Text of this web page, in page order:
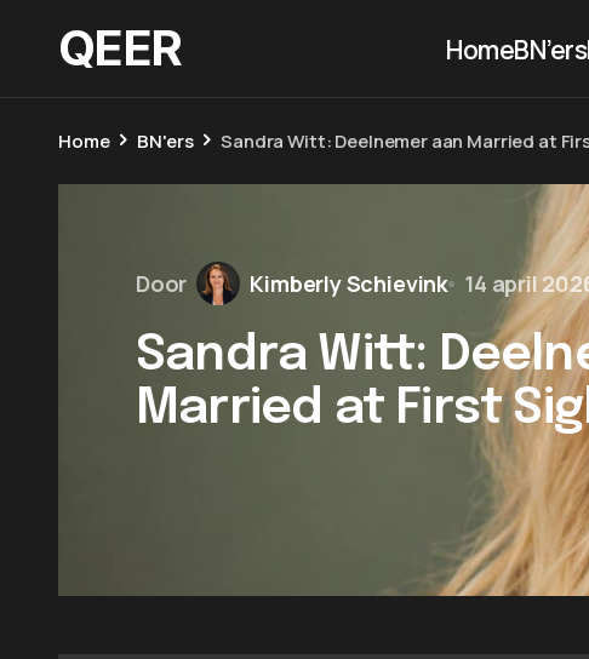
QEER HomeBN’ers
Home BN'ers Sandra Witt: Deelnemer aan Married at
Door Kimberly Schievink 14 april
Sandra Witt:
Married at First